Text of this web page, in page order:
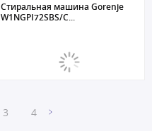
Стиральная машина Gorenje
W1NGPI72SBS/C...
3 4